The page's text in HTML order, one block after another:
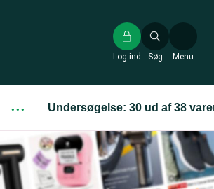
Søg
Log ind Menu
··· Undersøgelse: 30 ud af 38